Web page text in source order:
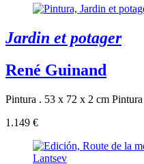
Jardin et potager
René Guinand
Pintura . 53 x 72 x 2 cm
1.149 €